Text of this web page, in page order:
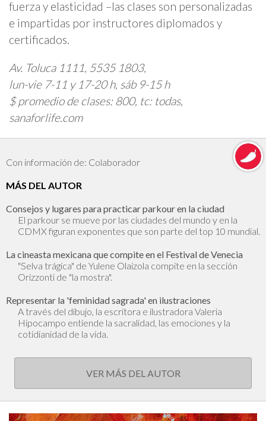
fuerza y elasticidad –las clases son personalizadas
e impartidas por instructores diplomados y
certificados.
Av. Toluca 1111, 5535 1803,
lun-vie 7-11 y 17-20 h, sáb 9-15 h
$ promedio de clases: 800, tc: todas,
sanaforlife.com
Con información de: Colaborador
MÁS DEL AUTOR
Consejos y lugares para practicar parkour en la ciudad
El parkour se mueve por las ciudades del mundo y en la
CDMX figuran exponentes que son parte del top 10 mundial.
La cineasta mexicana que compite en el Festival de Venecia
"Selva trágica" de Yulene Olaizola compite en la sección
Orizzonti de "la mostra".
Representar la 'feminidad sagrada' en ilustraciones
A través del dibujo, la escritora e ilustradora Valeria
Hipocampo entiende la sacralidad, las emociones y la
cotidianidad de la vida.
VER MÁS DEL AUTOR